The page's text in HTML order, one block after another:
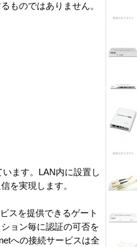
ものではありません。
ます。LAN内に設置し
を実現します。
スを提供できるゲート
ョン毎に認証の可否を
への接続サービスは全